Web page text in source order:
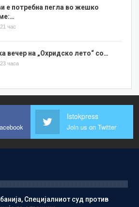
е потребна пегла во жешко
час
вечер на „Охридско лето“ со…
часа
Istokpress
Join us on Twitter
Специјалниот суд против